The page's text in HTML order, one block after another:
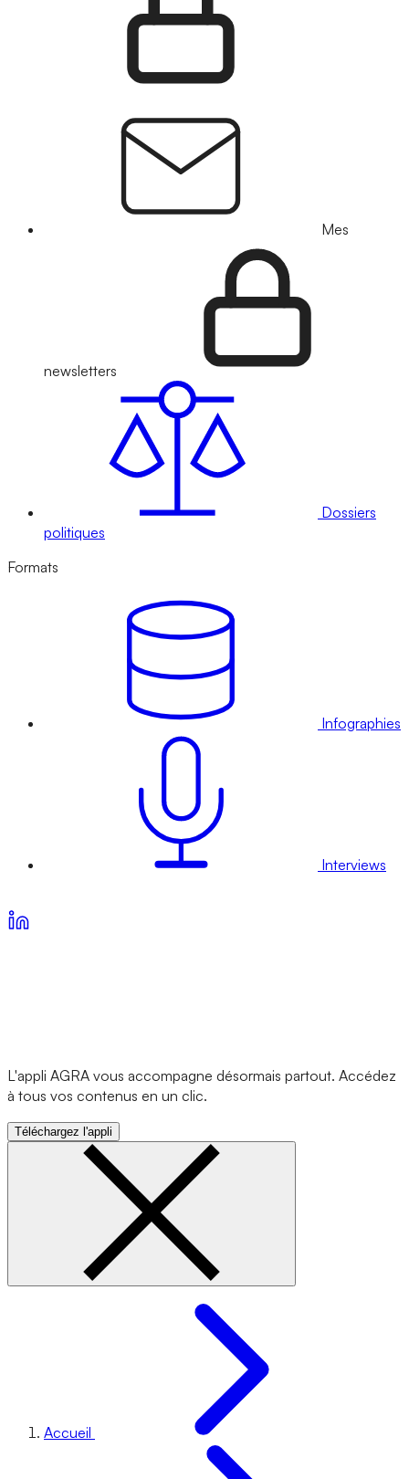
Mes
newsletters
Dossiers
politiques
Formats
Infographies
Interviews
L'appli AGRA vous accompagne désormais partout. Accédez
à tous vos contenus en un clic.
Téléchargez l'appli
Accueil